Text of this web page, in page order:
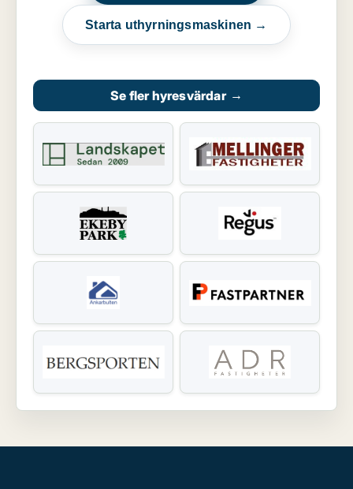
Starta uthyrningsmaskinen →
Se fler hyresvärdar →